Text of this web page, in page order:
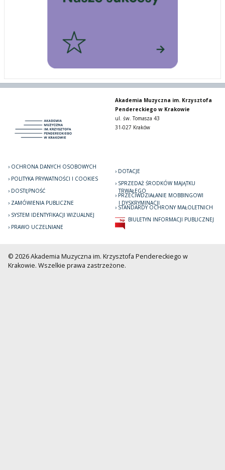
Akademia Muzyczna im. Krzysztofa
Pendereckiego w Krakowie
ul. św. Tomasza 43
31-027 Kraków
OCHRONA DANYCH OSOBOWYCH
POLITYKA PRYWATNOŚCI I COOKIES
DOSTĘPNOŚĆ
ZAMÓWIENIA PUBLICZNE
SYSTEM IDENTYFIKACJI WIZUALNEJ
PRAWO UCZELNIANE
DOTACJE
SPRZEDAŻ ŚRODKÓW MAJĄTKU
TRWAŁEGO
PRZECIWDZIAŁANIE MOBBINGOWI
I DYSKRYMINACJI
STANDARDY OCHRONY MAŁOLETNICH
BIULETYN INFORMACJI PUBLICZNEJ
© 2026 Akademia Muzyczna im. Krzysztofa Pendereckiego w
Krakowie. Wszelkie prawa zastrzeżone.